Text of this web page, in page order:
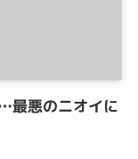
最悪のニオイに